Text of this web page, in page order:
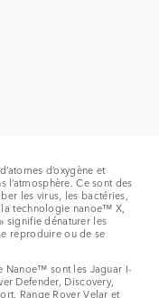
d’oxygène et
l’atmosphère. Ce sont des
les virus, les bactéries,
technologie nanoe™ X,
signifie dénaturer les
reproduire ou de se
Nanoe™ sont les Jaguar I-
Defender, Discovery,
Range Rover Velar et